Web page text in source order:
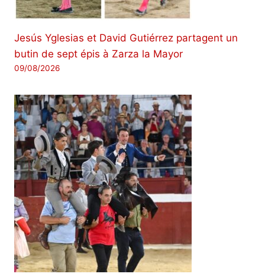
Jesús Yglesias et David Gutiérrez partagent un
butin de sept épis à Zarza la Mayor
09/08/2026